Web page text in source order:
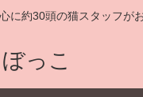
約30頭の猫スタッフが